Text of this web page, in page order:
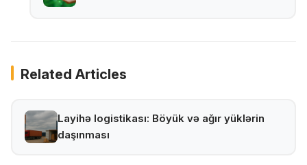
Related Articles
Layihə logistikası: Böyük və ağır yüklərin
daşınması